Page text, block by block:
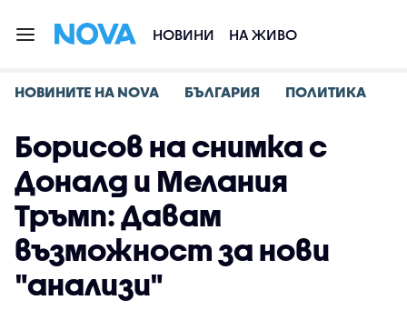
НОВИНИ НА ЖИВО
НОВИНИТЕ НА NOVA БЪЛГАРИЯ ПОЛИТИКА
Борисов на снимка с
Доналд и Мелания
Тръмп: Давам
възможност за нови
"анализи"